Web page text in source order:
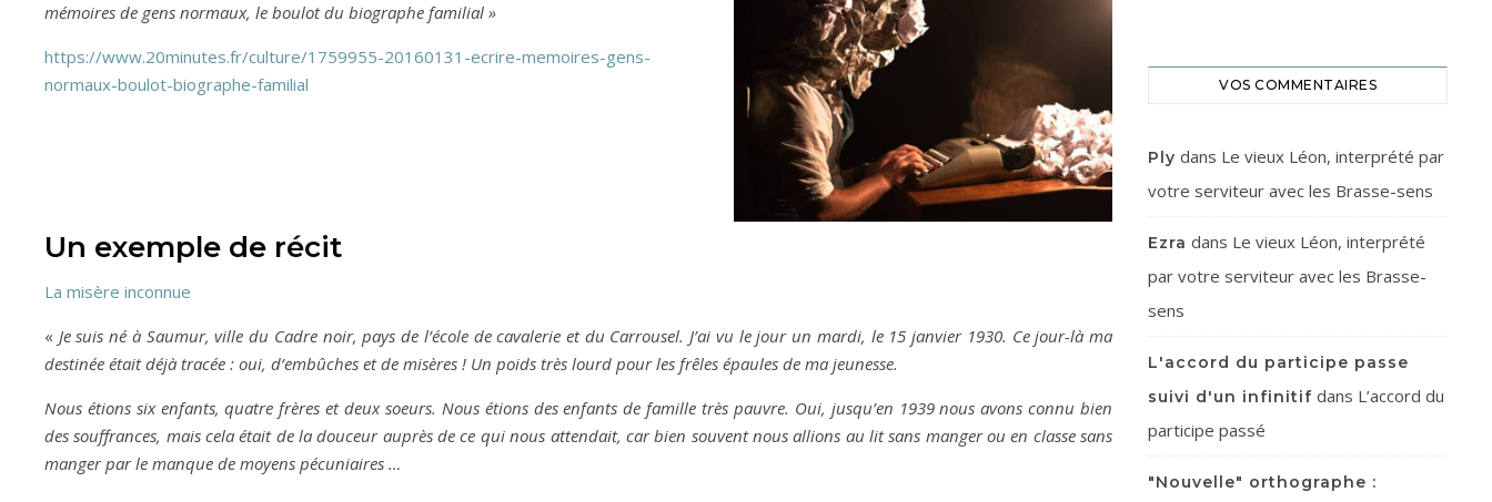
mémoires de gens normaux, le boulot du biographe familial »
https://www.20minutes.fr/culture/1759955-20160131-ecrire-memoires-gens-
normaux-boulot-biographe-familial
Un exemple de récit
La misère inconnue
« Je suis né à Saumur, ville du Cadre noir, pays de l’école de cavalerie et du Carrousel. J’ai vu le jour un mardi, le 15 janvier 1930. Ce jour-là ma
destinée était déjà tracée : oui, d’embûches et de misères ! Un poids très lourd pour les frêles épaules de ma jeunesse.
Nous étions six enfants, quatre frères et deux soeurs. Nous étions des enfants de famille très pauvre. Oui, jusqu’en 1939 nous avons connu bien
des souffrances, mais cela était de la douceur auprès de ce qui nous attendait, car bien souvent nous allions au lit sans manger ou en classe sans
manger par le manque de moyens pécuniaires …
VOS COMMENTAIRES
Ply dans Le vieux Léon, interprété par
votre serviteur avec les Brasse-sens
Ezra dans Le vieux Léon, interprété
par votre serviteur avec les Brasse-
sens
L'accord du participe passe
suivi d'un infinitif dans L’accord du
participe passé
"Nouvelle" orthographe :